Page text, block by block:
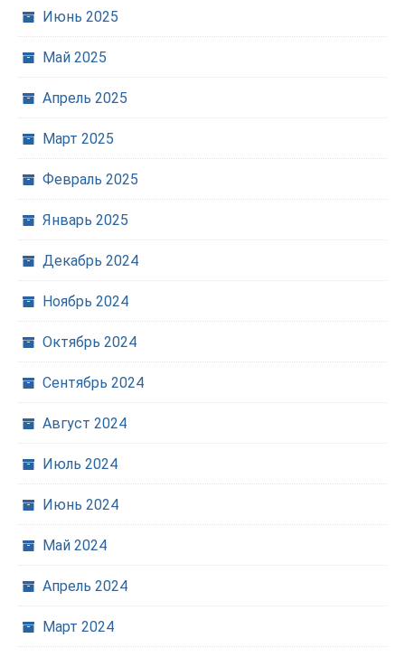
Июнь 2025
Май 2025
Апрель 2025
Март 2025
Февраль 2025
Январь 2025
Декабрь 2024
Ноябрь 2024
Октябрь 2024
Сентябрь 2024
Август 2024
Июль 2024
Июнь 2024
Май 2024
Апрель 2024
Март 2024